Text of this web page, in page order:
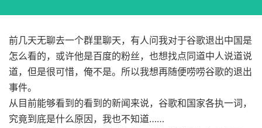
前几天无聊去一个群里聊天，有人问我对于谷歌退出中国是
怎么看的，或许他是百度的粉丝，也想找点同道中人说道说
道，但是很可惜，俺不是。所以我想再随便唠唠谷歌的退出
事件。
从目前能够看到的看到的新闻来说，谷歌和国家各执一词，
究竟到底是什么原因，我也不知道……